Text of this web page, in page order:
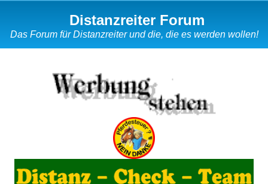
Distanzreiter Forum
Das Forum für Distanzreiter und die, die es werden wollen!